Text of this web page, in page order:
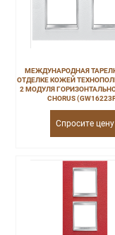
МЕЖДУНАРОДНАЯ
ОТДЕЛКЕ КОЖЕЙ
2 МОДУЛЯ
CHORUS
Спросите цену